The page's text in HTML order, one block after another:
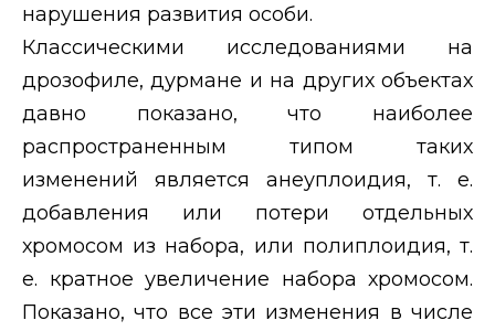
нарушения развития особи.
Классическими исследованиями на
дрозофиле, дурмане и на других объектах
давно показано, что наиболее
распространенным типом таких
изменений является анеуплоидия, т. е.
добавления или потери отдельных
хромосом из набора, или полиплоидия, т.
е. кратное увеличение набора хромосом.
Показано, что все эти изменения в числе